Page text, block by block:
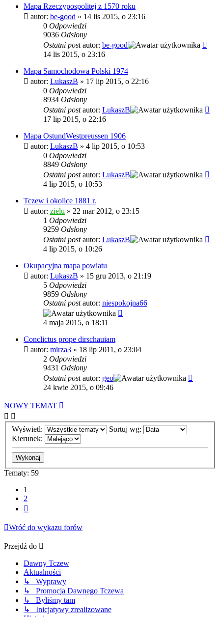
Mapa Rzeczypospolitej z 1570 roku
autor: be-good » 14 lis 2015, o 23:16
0 Odpowiedzi
9036 Odsłony
Ostatni postautor: be-good
14 lis 2015, o 23:16
Mapa Samochodowa Polski 1974
autor: LukaszB » 17 lip 2015, o 22:16
0 Odpowiedzi
8934 Odsłony
Ostatni postautor: LukaszB
17 lip 2015, o 22:16
Mapa OstundWestpreussen 1906
autor: LukaszB » 4 lip 2015, o 10:53
0 Odpowiedzi
8849 Odsłony
Ostatni postautor: LukaszB
4 lip 2015, o 10:53
Tczew i okolice 1881 r.
autor: zielu » 22 mar 2012, o 23:15
1 Odpowiedzi
9259 Odsłony
Ostatni postautor: LukaszB
4 lip 2015, o 10:26
Okupacyjna mapa powiatu
autor: LukaszB » 15 gru 2013, o 21:19
5 Odpowiedzi
9859 Odsłony
Ostatni postautor: niespokojna66
4 maja 2015, o 18:11
Conclictus prope dirschauiam
autor: mirza3 » 18 lip 2011, o 23:04
2 Odpowiedzi
9431 Odsłony
Ostatni postautor: geo
24 kwie 2015, o 09:46
NOWY TEMAT
Wyświetl:
Sortuj wg:
Kierunek:
Tematy: 59
1
2
Wróć do wykazu forów
Przejdź do
Dawny Tczew
Aktualności
↳ Wyprawy
↳ Promocja Dawnego Tczewa
↳ Byliśmy tam
↳ Inicjatywy zrealizowane